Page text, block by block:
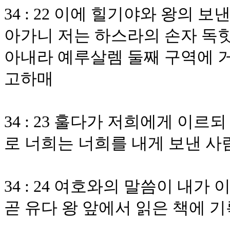
34 : 22 이에 힐기야와 왕의 보
아가니 저는 하스라의 손자 독
아내라 예루살렘 둘째 구역에
고하매
34 : 23 훌다가 저희에게 이르
로 너희는 너희를 내게 보낸 사
34 : 24 여호와의 말씀이 내가
곧 유다 왕 앞에서 읽은 책에